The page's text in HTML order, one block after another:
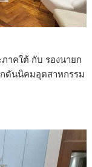
าคใต้ กับ รองนายก
ดันนิคมอุตสาหกรรม